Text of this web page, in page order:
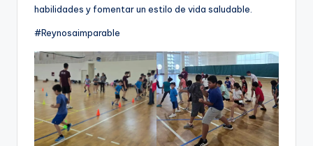
habilidades y fomentar un estilo de vida saludable.
#Reynosaimparable